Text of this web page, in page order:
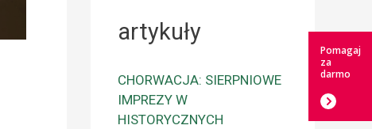
artykuły
CHORWACJA: SIERPNIOWE
IMPREZY W
HISTORYCZNYCH
Pomagaj
za
darmo